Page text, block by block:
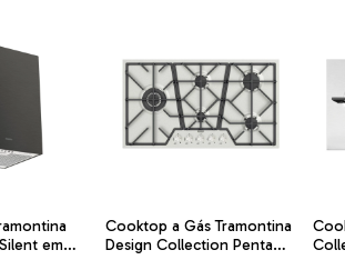
em
Cooktop a Gás Tramontina
Design Collection Penta